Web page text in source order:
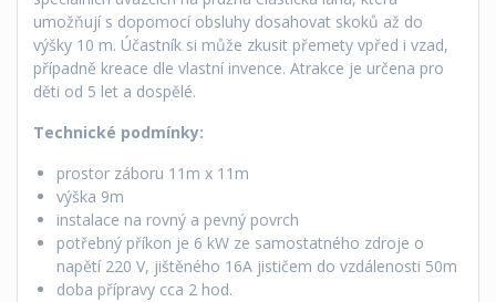
umožňují s dopomocí obsluhy dosahovat skoků až do
výšky 10 m. Účastník si může zkusit přemety vpřed i vzad,
případně kreace dle vlastní invence. Atrakce je určena pro
děti od 5 let a dospělé.
Technické podmínky:
prostor záboru 11m x 11m
výška 9m
instalace na rovný a pevný povrch
potřebný příkon je 6 kW ze samostatného zdroje o
napětí 220 V, jištěného 16A jističem do vzdálenosti 50m
doba přípravy cca 2 hod.